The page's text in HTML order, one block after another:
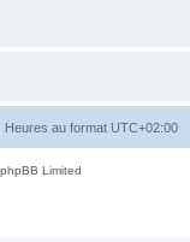
Heures au format UTC+02:00
Limited